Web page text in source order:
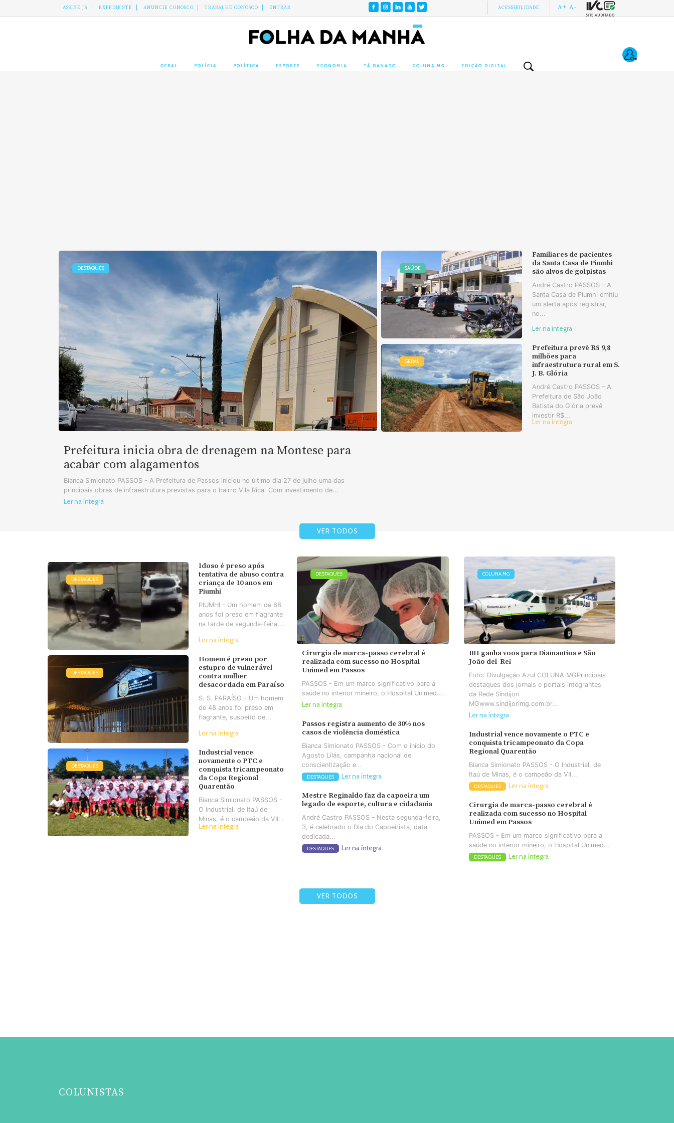
ASSINE JÁ EXPEDIENTE ANUNCIE CONOSCO TRABALHE CONOSCO ENTRAR ACESSIBILIDADE A+ A-
GERAL POLÍCIA POLÍTICA ESPORTE ECONOMIA TÁ DANADO COLUNA MG EDIÇÃO DIGITAL
DESTAQUES
Prefeitura inicia obra de drenagem na Montese para
acabar com alagamentos
Bianca Simionato PASSOS - A Prefeitura de Passos iniciou no último dia 27 de julho uma das
principais obras de infraestrutura previstas para o bairro Vila Rica. Com investimento de...
Ler na íntegra
SAÚDE
Familiares de pacientes
da Santa Casa de Piumhi
são alvos de golpistas
André Castro PASSOS – A
Santa Casa de Piumhi emitiu
um alerta após registrar,
no...
Ler na íntegra
GERAL
Prefeitura prevê R$ 9,8
milhões para
infraestrutura rural em S.
J. B. Glória
André Castro PASSOS – A
Prefeitura de São João
Batista do Glória prevê
investir R$...
Ler na íntegra
VER TODOS
DESTAQUES
Idoso é preso após
tentativa de abuso contra
criança de 10 anos em
Piumhi
PIUMHI - Um homem de 68
anos foi preso em flagrante
na tarde de segunda-feira,...
Ler na íntegra
DESTAQUES
Homem é preso por
estupro de vulnerável
contra mulher
desacordada em Paraíso
S. S. PARAÍSO - Um homem
de 48 anos foi preso em
flagrante, suspeito de...
Ler na íntegra
DESTAQUES
Industrial vence
novamente o PTC e
conquista tricampeonato
da Copa Regional
Quarentão
Bianca Simionato PASSOS -
O Industrial, de Itaú de
Minas, é o campeão da VII...
Ler na íntegra
DESTAQUES
Cirurgia de marca-passo cerebral é
realizada com sucesso no Hospital
Unimed em Passos
PASSOS - Em um marco significativo para a
saúde no interior mineiro, o Hospital Unimed...
Ler na íntegra
Passos registra aumento de 30% nos
casos de violência doméstica
Bianca Simionato PASSOS - Com o início do
Agosto Lilás, campanha nacional de
conscientização e...
DESTAQUES Ler na íntegra
Mestre Reginaldo faz da capoeira um
legado de esporte, cultura e cidadania
André Castro PASSOS – Nesta segunda-feira,
3, é celebrado o Dia do Capoeirista, data
dedicada...
DESTAQUES Ler na íntegra
COLUNA MG
BH ganha voos para Diamantina e São
João del-Rei
Foto: Divulgação Azul COLUNA MGPrincipais
destaques dos jornais e portais integrantes
da Rede Sindijori
MGwww.sindijorimg.com.br...
Ler na íntegra
Industrial vence novamente o PTC e
conquista tricampeonato da Copa
Regional Quarentão
Bianca Simionato PASSOS - O Industrial, de
Itaú de Minas, é o campeão da VII...
DESTAQUES Ler na íntegra
Cirurgia de marca-passo cerebral é
realizada com sucesso no Hospital
Unimed em Passos
PASSOS - Em um marco significativo para a
saúde no interior mineiro, o Hospital Unimed...
DESTAQUES Ler na íntegra
VER TODOS
COLUNISTAS